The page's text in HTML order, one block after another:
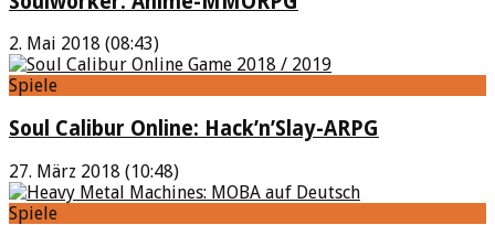
2. Mai 2018 (08:43)
Spiele
Soul Calibur Online: Hack’n’Slay-ARPG
27. März 2018 (10:48)
Spiele